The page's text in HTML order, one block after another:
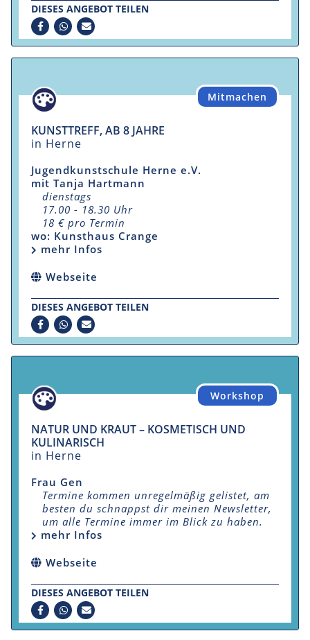
DIESES ANGEBOT TEILEN
Mitmachen
KUNSTTREFF, AB 8 JAHRE
in Herne
Jugendkunstschule Herne e.V.
mit Tanja Hartmann
dienstags
17.00 - 18.30 Uhr
18 € pro Termin
wo: Kunsthaus Crange
mehr Infos
Webseite
DIESES ANGEBOT TEILEN
Workshop
NATUR UND KRAUT – KOSMETISCH UND
KULINARISCH
in Herne
Frau Gen
Termine kommen unregelmäßig gelistet, am
besten du schnappst dir meinen Newsletter,
um alle Termine immer im Blick zu haben.
mehr Infos
Webseite
DIESES ANGEBOT TEILEN